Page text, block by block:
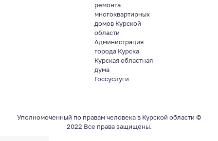
ремонта
многоквартирных
домов Курской
области
Администрация
города Курска
Курская областная
дума
Госсуслуги
Уполномоченный по правам человека в Курской области ©
2022 Все права защищены.